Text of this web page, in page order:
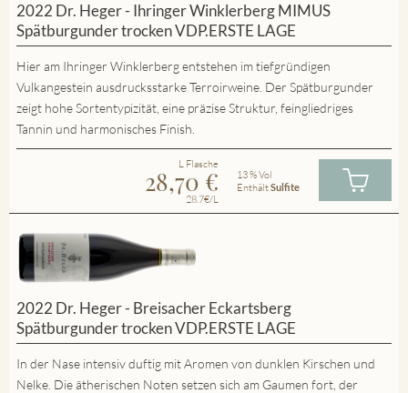
2022 Dr. Heger - Ihringer Winklerberg MIMUS
Spätburgunder trocken VDP.ERSTE LAGE
Hier am Ihringer Winklerberg entstehen im tiefgründigen
Vulkangestein ausdrucksstarke Terroirweine. Der Spätburgunder
zeigt hohe Sortentypizität, eine präzise Struktur, feingliedriges
Tannin und harmonisches Finish.
L Flasche
28,70 €
28.7€/L
13 % Vol
EnthältSulfite
2022 Dr. Heger - Breisacher Eckartsberg
Spätburgunder trocken VDP.ERSTE LAGE
In der Nase intensiv duftig mit Aromen von dunklen Kirschen und
Nelke. Die ätherischen Noten setzen sich am Gaumen fort, der